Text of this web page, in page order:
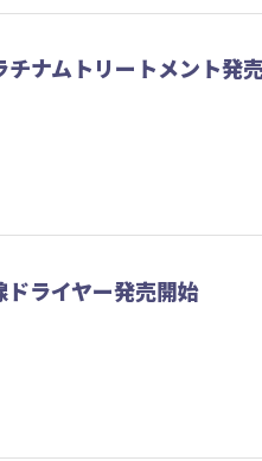
ナムトリートメント発
ライヤー発売開始